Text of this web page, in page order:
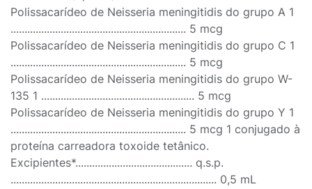
Polissacarídeo de Neisseria meningitidis do grupo A 1
............................................................... 5 mcg
Polissacarídeo de Neisseria meningitidis do grupo C 1
............................................................... 5 mcg
Polissacarídeo de Neisseria meningitidis do grupo W-
135 1 ....................................................... 5 mcg
Polissacarídeo de Neisseria meningitidis do grupo Y 1
............................................................... 5 mcg 1 conjugado à
proteína carreadora toxoide tetânico.
Excipientes*.......................................... q.s.p.
.......................................................................... 0,5 mL